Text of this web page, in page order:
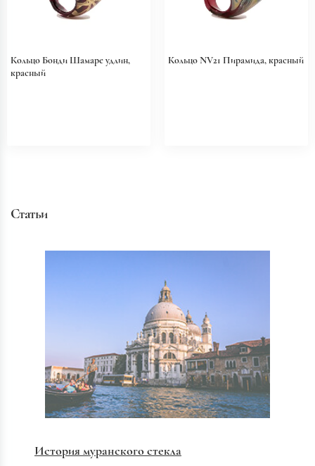
Кольцо Бонди Шамаре удлин,
красный
Кольцо NV21 Пирамида, красный
Статьи
История муранского стекла